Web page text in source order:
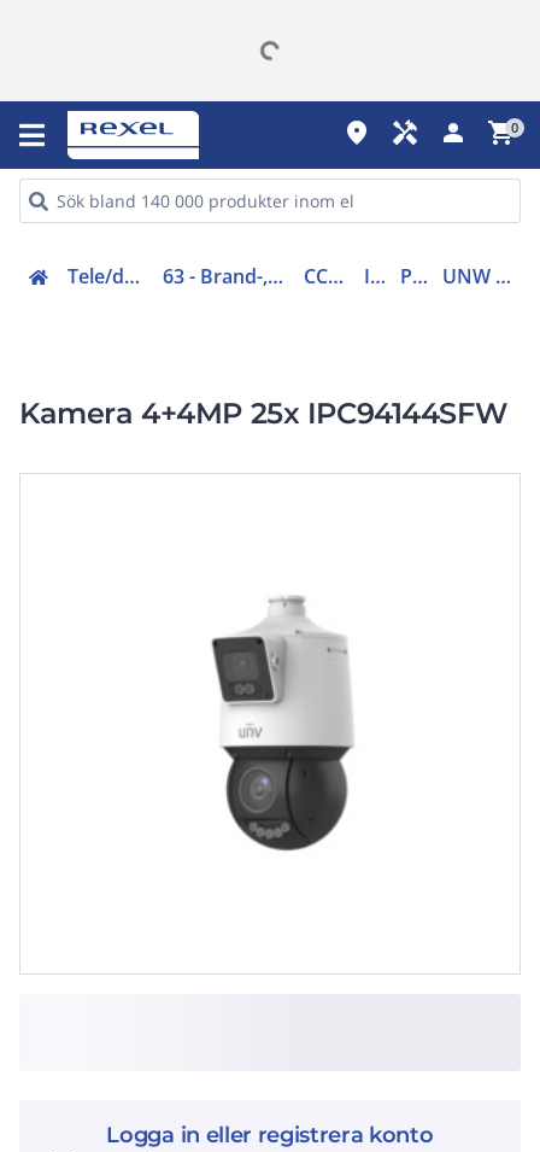
place handyman person shopping_cart0
Tele/data och säkerhet (50-63) 63 - Brand-, inbrottslarm, kameraövervakning CCTV övervakning IP-Kamera PTZ-kamera UNW IPC94144SFWX25F40C
Kamera 4+4MP 25x IPC94144SFW
Logga in eller registrera konto